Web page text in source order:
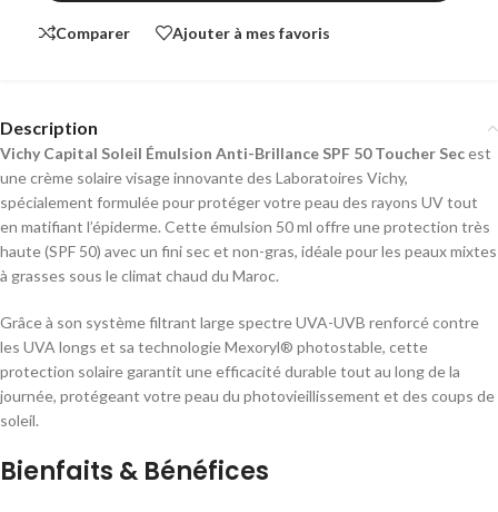
Comparer Ajouter à mes favoris
Description
Vichy Capital Soleil Émulsion Anti-Brillance SPF 50 Toucher Secest
une crème solaire visage innovante des Laboratoires Vichy,
spécialement formulée pour protéger votre peau des rayons UV tout
en matifiant l’épiderme. Cette émulsion 50 ml offre une protection très
haute (SPF 50) avec un fini sec et non-gras, idéale pour les peaux mixtes
à grasses sous le climat chaud du Maroc.
Grâce à son système filtrant large spectre UVA-UVB renforcé contre
les UVA longs et sa technologie Mexoryl® photostable, cette
protection solaire garantit une efficacité durable tout au long de la
journée, protégeant votre peau du photovieillissement et des coups de
soleil.
Bienfaits & Bénéfices